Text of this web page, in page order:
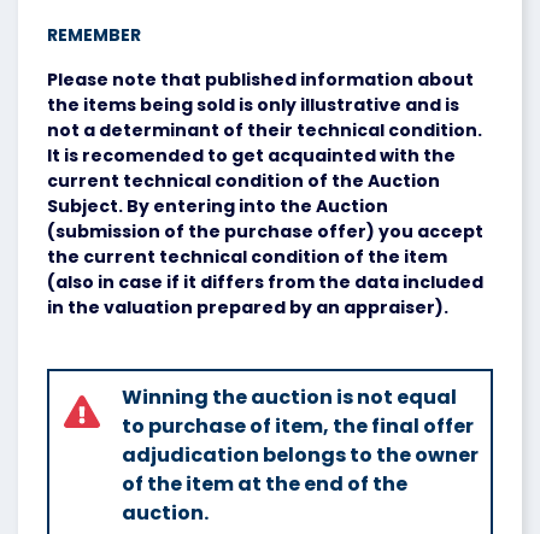
REMEMBER
Please note that published information about
the items being sold is only illustrative and is
not a determinant of their technical condition.
It is recomended to get acquainted with the
current technical condition of the Auction
Subject. By entering into the Auction
(submission of the purchase offer) you accept
the current technical condition of the item
(also in case if it differs from the data included
in the valuation prepared by an appraiser).
Winning the auction is not equal
to purchase of item, the final offer
adjudication belongs to the owner
of the item at the end of the
auction.